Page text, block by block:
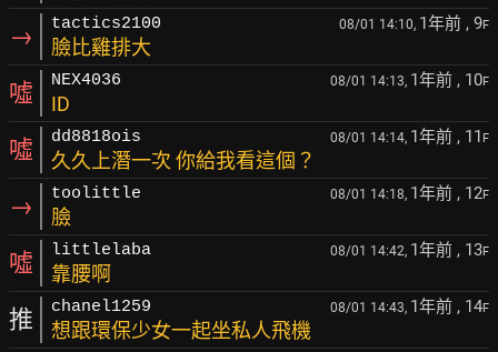
→ tactics2100 08/01 14:10, 1年前 , 9F
臉比雞排大
噓 NEX4036 08/01 14:13, 1年前 , 10F
ID
噓 dd8818ois 08/01 14:14, 1年前 , 11 F
久久上潛一次 你給我看這個？
→ toolittle 08/01 14:18, 1年前 , 12F
臉
噓 littlelaba 08/01 14:42, 1年前 , 13F
靠腰啊
推 chanel1259 08/01 14:43, 1年前 , 14F
想跟環保少女一起坐私人飛機